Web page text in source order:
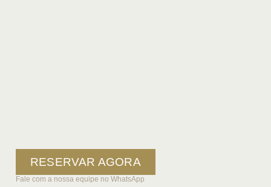
RESERVAR AGORA
Fale com a nossa equipe no WhatsApp